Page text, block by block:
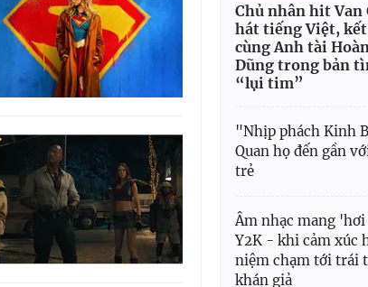
Chủ nhân hit Van
hát tiếng Việt,
cùng Anh tài
Dũng trong bản
“lụi tim”
"Nhịp phách Kinh
Quan họ đến gần
trẻ
Âm nhạc mang
Y2K - khi cảm xúc
niệm chạm tới trái
khán giả